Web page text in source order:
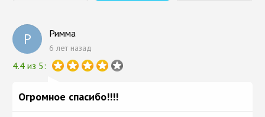
Р Римма
6 лет назад
4.4 из 5:
Огромное спасибо!!!!